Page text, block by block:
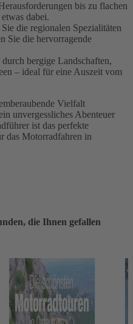
bis zu flachen
dabei.
die regionalen Spezialitäten
Sie die hervorragende
durch bergige Landschaften,
– ideal für eine Auszeit vom
Vielfalt
unvergessliches Abenteuer
ist das perfekte
das Motorradfahren in
die Ihnen gefallen